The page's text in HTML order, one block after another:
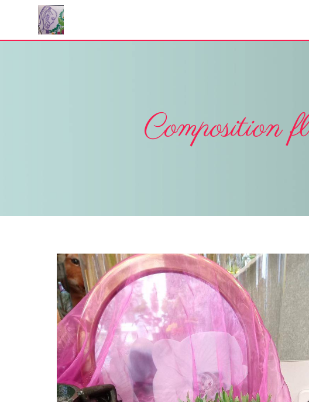
Panneau de gestion des cookies
Composition